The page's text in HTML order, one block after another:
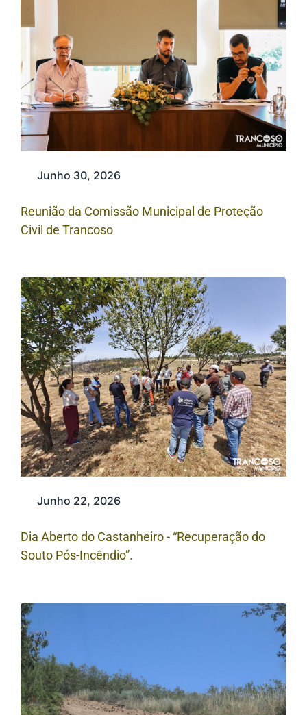
Junho 30, 2026
Reunião da Comissão Municipal de Proteção
Civil de Trancoso
Junho 22, 2026
Dia Aberto do Castanheiro - “Recuperação do
Souto Pós-Incêndio”.